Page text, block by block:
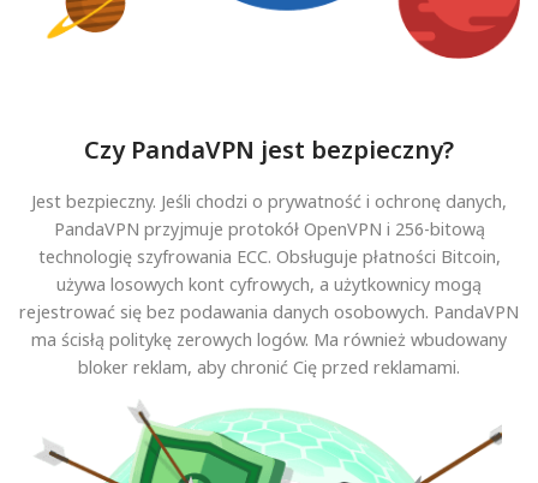
Czy PandaVPN jest bezpieczny?
Jest bezpieczny. Jeśli chodzi o prywatność i ochronę danych,
PandaVPN przyjmuje protokół OpenVPN i 256-bitową
technologię szyfrowania ECC. Obsługuje płatności Bitcoin,
używa losowych kont cyfrowych, a użytkownicy mogą
rejestrować się bez podawania danych osobowych. PandaVPN
ma ścisłą politykę zerowych logów. Ma również wbudowany
bloker reklam, aby chronić Cię przed reklamami.